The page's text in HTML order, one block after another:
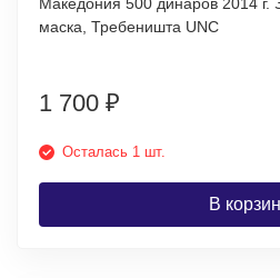
маска, Требеништа UNC
1 700 ₽
Осталась 1 шт.
В